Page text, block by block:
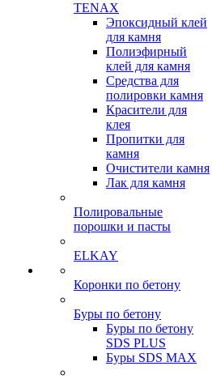
TENAX
Эпоксидный клей
для камня
Полиэфирный
клей для камня
Средства для
полировки камня
Красители для
клея
Пропитки для
камня
Очистители камня
Лак для камня
Полировальные
порошки и пасты
ELKAY
Коронки по бетону
Буры по бетону
Буры по бетону
SDS PLUS
Буры SDS MAX